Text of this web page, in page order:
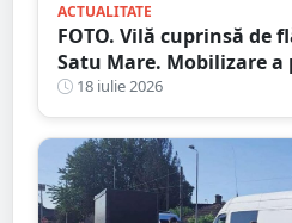
ACTUALITATE
FOTO. Vilă cuprinsă de
Satu Mare. Mobilizare
18 iulie 2026